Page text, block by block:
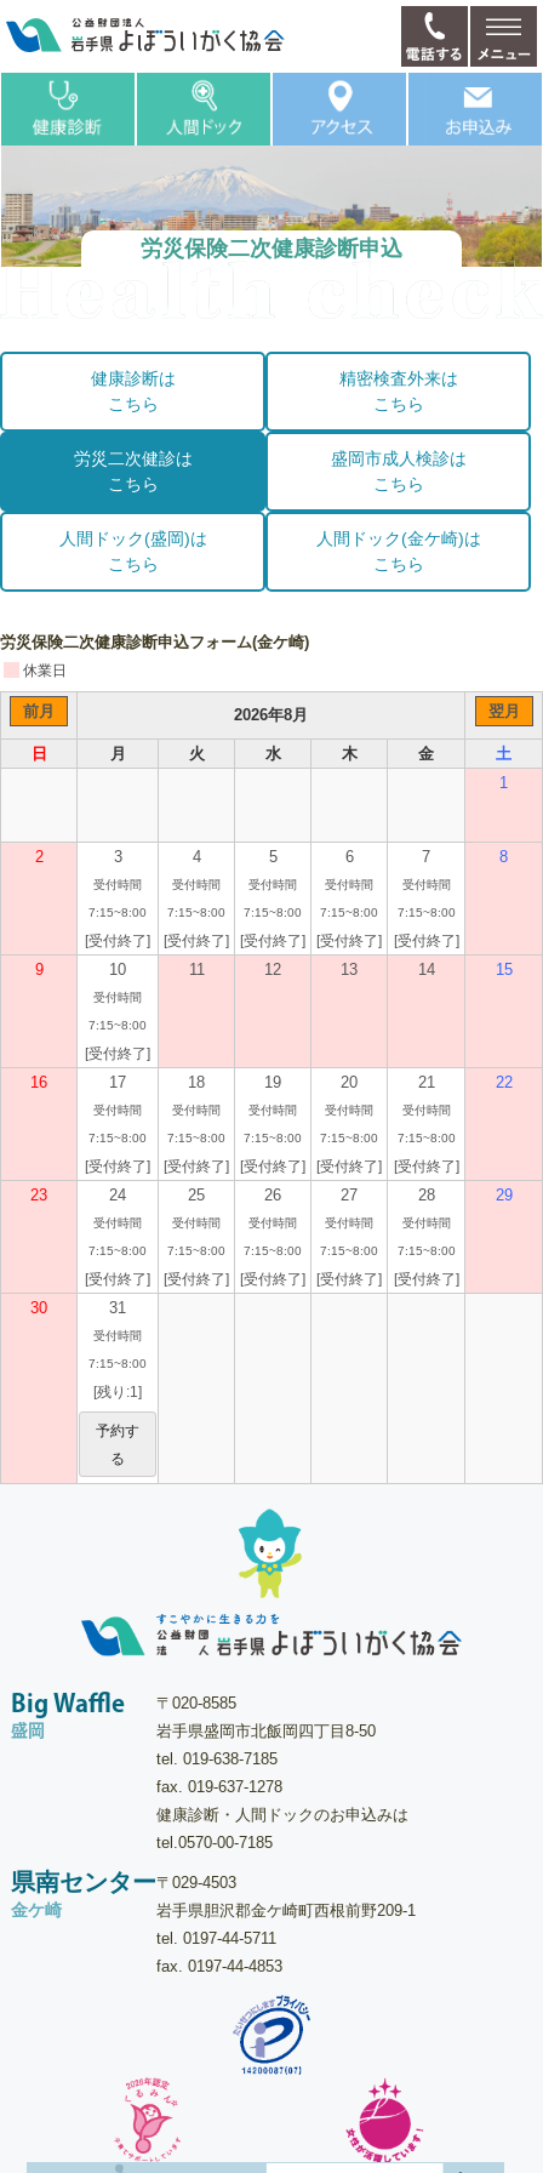
労災保険二次健康診断申込
健康診断は
こちら
精密検査外来は
こちら
労災二次健診は
こちら
盛岡市成人検診は
こちら
人間ドック(盛岡)は
こちら
人間ドック(金ケ崎)は
こちら
労災保険二次健康診断申込フォーム(金ケ崎)
休業日
前月 2026年8月 翌月
日 月 火 水 木 金
土
1
2 3
受付時間
7:15~8:00
[受付終了]
4
受付時間
7:15~8:00
[受付終了]
5
受付時間
7:15~8:00
[受付終了]
6
受付時間
7:15~8:00
[受付終了]
7
受付時間
7:15~8:00
[受付終了]
8
9 10
受付時間
7:15~8:00
[受付終了]
11 12 13 14 15
16 17
受付時間
7:15~8:00
[受付終了]
18
受付時間
7:15~8:00
[受付終了]
19
受付時間
7:15~8:00
[受付終了]
20
受付時間
7:15~8:00
[受付終了]
21
受付時間
7:15~8:00
[受付終了]
22
23 24
受付時間
7:15~8:00
[受付終了]
25
受付時間
7:15~8:00
[受付終了]
26
受付時間
7:15~8:00
[受付終了]
27
受付時間
7:15~8:00
[受付終了]
28
受付時間
7:15~8:00
[受付終了]
29
30 31
受付時間
7:15~8:00
[残り:1]
予約す
る
Big Waffle
盛岡
〒020-8585
岩手県盛岡市北飯岡四丁目8-50
tel. 019-638-7185
fax. 019-637-1278
健康診断・人間ドックのお申込みは
tel. 0570-00-7185
県南センター
金ケ崎
〒029-4503
岩手県胆沢郡金ケ崎町西根前野209-1
tel. 0197-44-5711
fax. 0197-44-4853